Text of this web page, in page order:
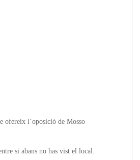
ofereix l’oposició de Mosso
si abans no has vist el local.